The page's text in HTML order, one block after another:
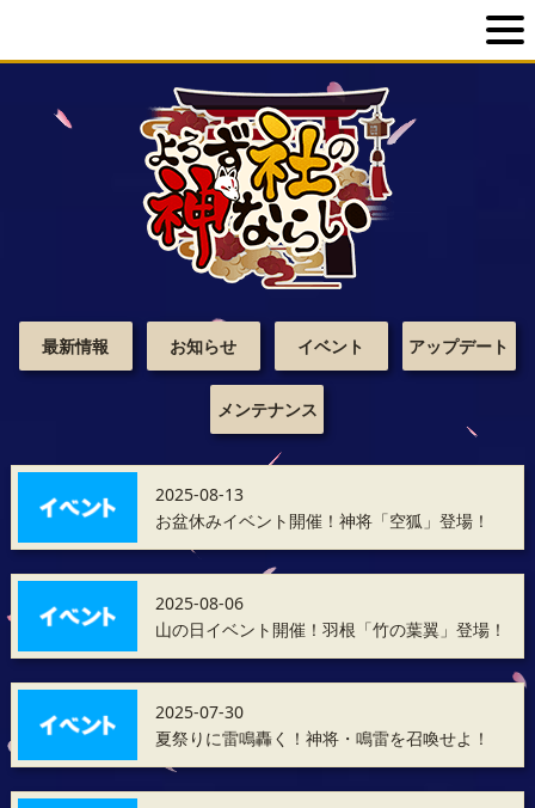
最新情報 お知らせ イベント アップデート
メンテナンス
2025-08-13
お盆休みイベント開催！神将「空狐」登場！
2025-08-06
山の日イベント開催！羽根「竹の葉翼」登場！
2025-07-30
夏祭りに雷鳴轟く！神将・鳴雷を召喚せよ！